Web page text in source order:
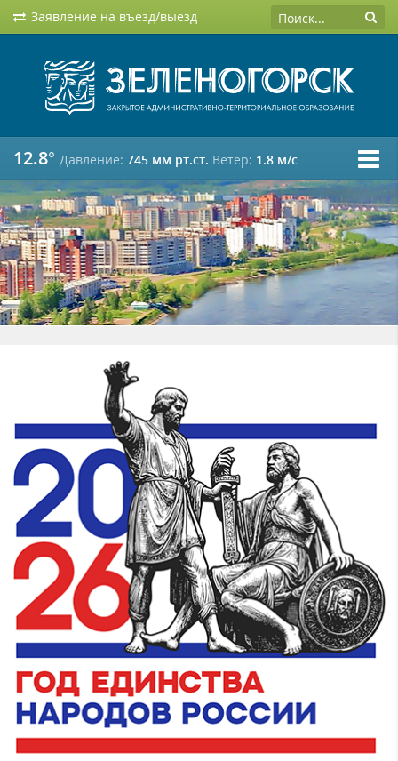
Заявление на въезд/выезд
12.8° Давление: 745 мм рт.ст. Ветер: 1.8 м/c